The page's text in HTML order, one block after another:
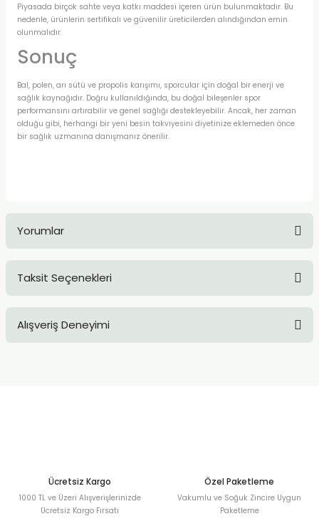
Piyasada birçok sahte veya katkı maddesi içeren ürün bulunmaktadır. Bu
nedenle, ürünlerin sertifikalı ve güvenilir üreticilerden alındığından emin
olunmalıdır.
Sonuç
Bal, polen, arı sütü ve propolis karışımı, sporcular için doğal bir enerji ve
sağlık kaynağıdır. Doğru kullanıldığında, bu doğal bileşenler spor
performansını artırabilir ve genel sağlığı destekleyebilir. Ancak, her zaman
olduğu gibi, herhangi bir yeni besin takviyesini diyetinize eklemeden önce
bir sağlık uzmanına danışmanız önerilir.
Yorumlar
Taksit Seçenekleri
Alışveriş Deneyimi
Ücretsiz Kargo
1000 TL ve Üzeri Alışverişlerinizde
Ücretsiz Kargo Fırsatı
Özel Paketleme
Vakumlu ve Soğuk Zincire Uygun
Paketleme